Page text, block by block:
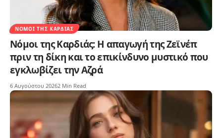
ΝΌΜΟΙ ΤΗΣ ΚΑΡΔΙΆΣ
Νόμοι της Καρδιάς: Η απαγωγή της Ζεϊνέπ
πριν τη δίκη και το επικίνδυνο μυστικό που
εγκλωβίζει την Αζρά
6 Αυγούστου 20262 Min Read